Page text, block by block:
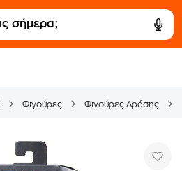
Φιγούρες Φιγούρες Δράσης